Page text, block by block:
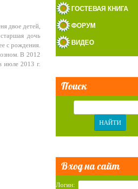
двое детей,
дочь
с рождения.
В 2012
июле 2013 г.
ГОСТЕВАЯ КНИГА
ФОРУМ
ВИДЕО
Поиск
Вход на сайт
Логин: